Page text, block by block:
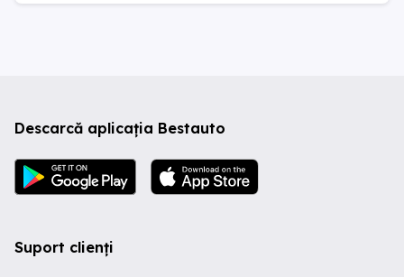
Descarcă aplicația Bestauto
Suport clienți